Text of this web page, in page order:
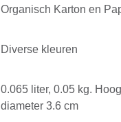
Organisch Karton en
Diverse kleuren
0.065 liter, 0.05 kg.
diameter 3.6 cm